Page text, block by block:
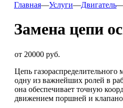
Главная—Услуги—Двигатель
Замена цепи
от 20000 руб.
Цепь
одну из важнейших ролей в
она обеспечивает точную
движением поршней и